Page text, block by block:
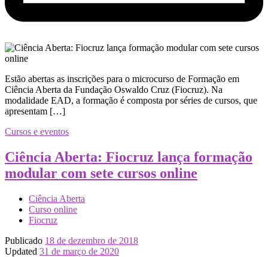
Estão abertas as inscrições para o microcurso de Formação em
Ciência Aberta da Fundação Oswaldo Cruz (Fiocruz). Na
modalidade EAD, a formação é composta por séries de cursos, que
apresentam […]
Cursos e eventos
Ciência Aberta: Fiocruz lança formação
modular com sete cursos online
Ciência Aberta
Curso online
Fiocruz
Publicado 18 de dezembro de 2018
Updated 31 de março de 2020